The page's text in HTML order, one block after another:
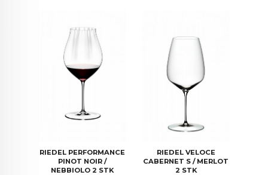
RIEDEL PERFORMANCE
PINOT NOIR /
NEBBIOLO 2 STK
RIEDEL VELOCE
CABERNET S / MERLOT
2 STK